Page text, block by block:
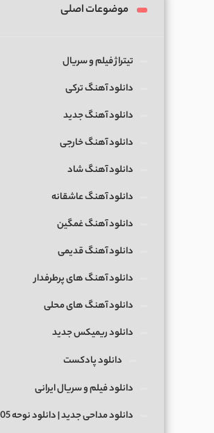
موضوعات اصلی
تیتراژ فیلم و سریال
دانلود آهنگ ترکی
دانلود آهنگ جدید
دانلود آهنگ خارجی
دانلود آهنگ شاد
دانلود آهنگ عاشقانه
دانلود آهنگ غمگین
دانلود آهنگ قدیمی
دانلود آهنگ های پرطرفدار
دانلود آهنگ های محلی
دانلود ریمیکس جدید
دانلود پادکست
دانلود فیلم و سریال ایرانی
دانلود مداحی جدید | دانلود نوحه 1405